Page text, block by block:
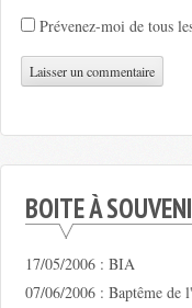
Prévenez-moi de tous
BOITE À
17/05/2006 : BIA
07/06/2006 : Baptême de